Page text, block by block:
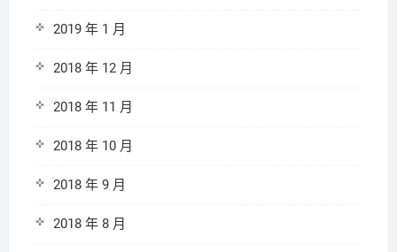
2019 年 1 月
2018 年 12 月
2018 年 11 月
2018 年 10 月
2018 年 9 月
2018 年 8 月